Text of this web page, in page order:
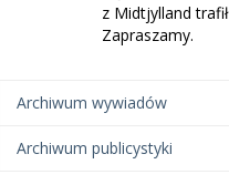
z Midtjylland
Zapraszamy.
Archiwum wywiadów
Archiwum publicystyki